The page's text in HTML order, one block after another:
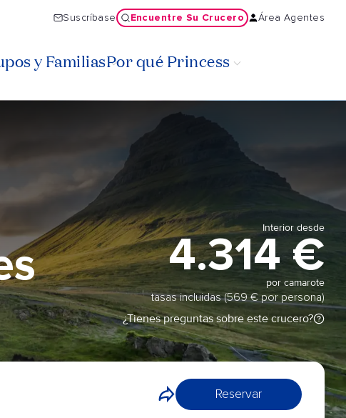
Suscríbase Encuentre Su Crucero Área Agentes
y FamiliasPor qué Princess
Interior desde
4.314 €
por camarote
tasas incluidas (569 € por persona)
¿Tienes preguntas sobre este crucero?
Reservar